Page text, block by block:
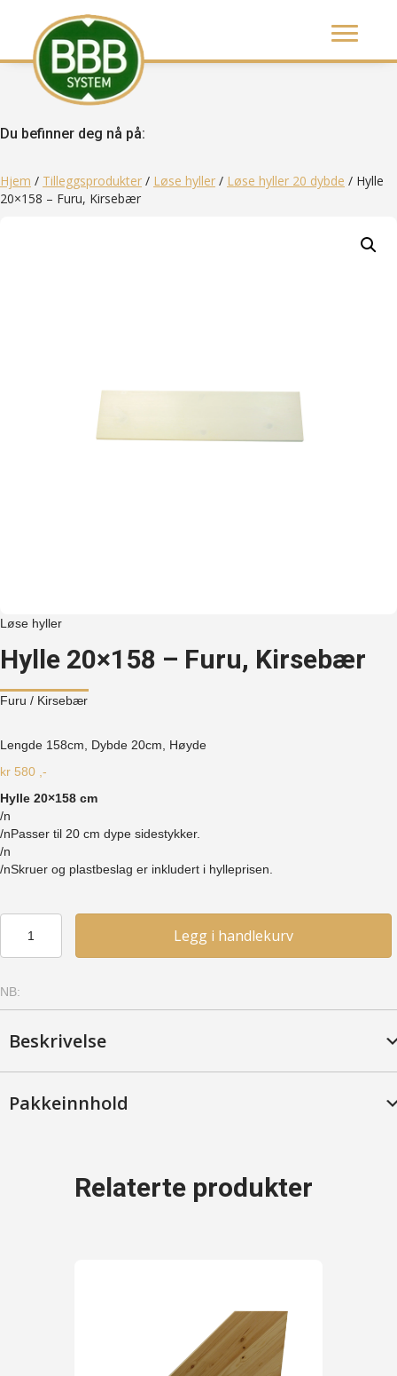
Du befinner deg nå på:
Hjem / Tilleggsprodukter / Løse hyller / Løse hyller 20 dybde / Hylle
20×158 – Furu, Kirsebær
Løse hyller
Hylle 20×158 – Furu, Kirsebær
Furu / Kirsebær
Lengde 158cm, Dybde 20cm, Høyde
kr 580 ,-
Hylle 20×158 cm
/n
/nPasser til 20 cm dype sidestykker.
/n
/nSkruer og plastbeslag er inkludert i hylleprisen.
20x158
-
Kirsebær
antall
Legg i handlekurv
NB:
Beskrivelse
Pakkeinnhold
Relaterte produkter